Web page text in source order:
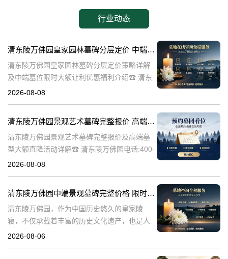
行业动态
清东陵万佛园皇家园林墓碑分层定价 中端墓位限时大额让利详解及优惠福利
清东陵万佛园皇家园林墓碑分层定价策略详解
及中端墓位限时大额让利优惠福利介绍☎ 清东
陵万佛园电话:400-838-5063清东陵万佛园，作
2026-08-08
清东陵万佛园景观艺术墓碑完整报价 高端墓型大额直降活动详解
清东陵万佛园景观艺术墓碑完整报价及高端墓
型大额直降活动详解☎ 清东陵万佛园电话:400-
838-5063清东陵万佛园，作为中国历史悠久的
2026-08-08
清东陵万佛园中端景观墓碑完整价格 限时减免多年管理费详解
清东陵万佛园，作为中国历史悠久的皇家陵
寝，不仅承载着丰富的历史文化遗产，也是人
们缅怀先人、寄托哀思的重要场所。近年来，
2026-08-06